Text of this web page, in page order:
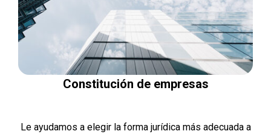
Constitución de empresas
Le ayudamos a elegir la forma jurídica más adecuada a